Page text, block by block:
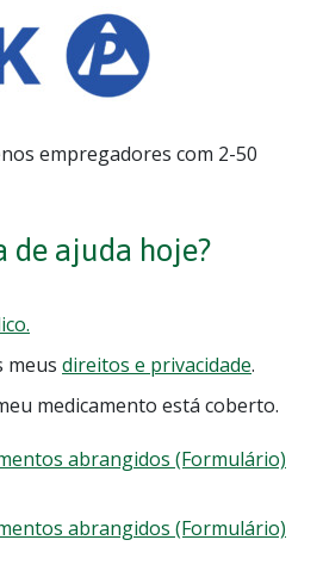
empregadores com 2-50
de ajuda hoje?
meus direitos e privacidade.
medicamento está coberto.
abrangidos (Formulário)
abrangidos (Formulário)